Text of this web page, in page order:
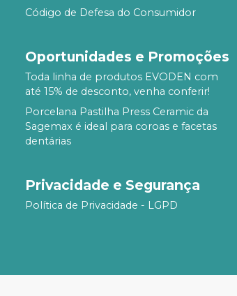
Código de Defesa do Consumidor
Oportunidades e Promoções
Toda linha de produtos EVODEN com
até 15% de desconto, venha conferir!
Porcelana Pastilha Press Ceramic da
Sagemax é ideal para coroas e facetas
dentárias
Privacidade e Segurança
Política de Privacidade - LGPD